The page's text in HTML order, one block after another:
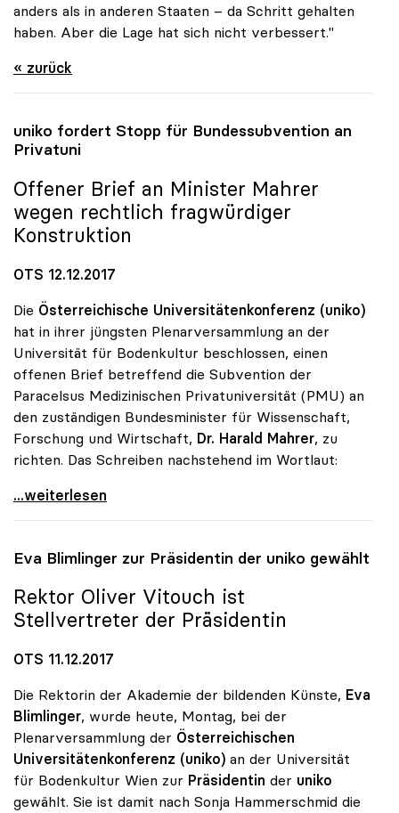
anders als in anderen Staaten – da Schritt gehalten
haben. Aber die Lage hat sich nicht verbessert."
« zurück
uniko fordert Stopp für Bundessubvention an
Privatuni
Offener Brief an Minister Mahrer
wegen rechtlich fragwürdiger
Konstruktion
OTS 12.12.2017
Die Österreichische Universitätenkonferenz (uniko)
hat in ihrer jüngsten Plenarversammlung an der
Universität für Bodenkultur beschlossen, einen
offenen Brief betreffend die Subvention der
Paracelsus Medizinischen Privatuniversität (PMU) an
den zuständigen Bundesminister für Wissenschaft,
Forschung und Wirtschaft, Dr. Harald Mahrer, zu
richten. Das Schreiben nachstehend im Wortlaut:
uniko fordert Stopp für Bundessubvention an
...weiterlesen
Eva Blimlinger zur Präsidentin der uniko gewählt
Rektor Oliver Vitouch ist
Stellvertreter der Präsidentin
OTS 11.12.2017
Die Rektorin der Akademie der bildenden Künste, Eva
Blimlinger, wurde heute, Montag, bei der
Plenarversammlung der Österreichischen
Universitätenkonferenz (uniko) an der Universität
für Bodenkultur Wien zur Präsidentin der uniko
gewählt. Sie ist damit nach Sonja Hammerschmid die